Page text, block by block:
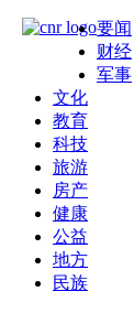
要闻
财经
军事
文化
教育
科技
旅游
房产
健康
公益
地方
民族